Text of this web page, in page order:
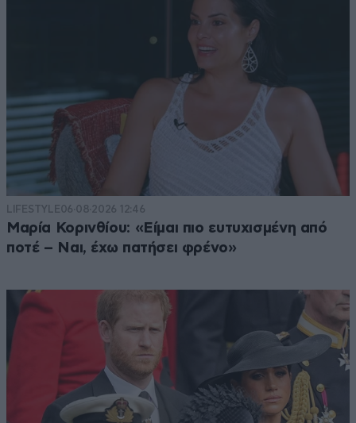
LIFESTYLE06·08·2026 12:46
Μαρία Κορινθίου: «Είμαι πιο ευτυχισμένη από
ποτέ – Ναι, έχω πατήσει φρένο»